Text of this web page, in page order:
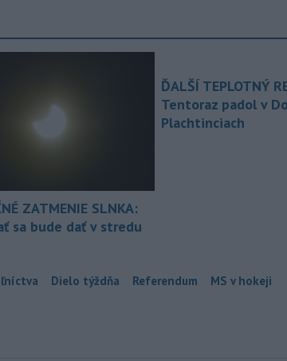
ZATMENIE SLNKA:
sa bude dať v stredu
ĎALŠÍ TEPLOTNÝ
Tentoraz padol v
Plachtinciach
Dielo týždňa Referendum MS v hokeji